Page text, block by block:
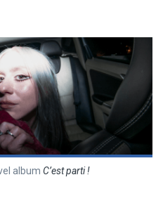
album C’est parti !